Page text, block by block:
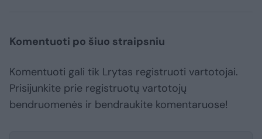
Komentuoti po šiuo straipsniu
Komentuoti gali tik Lrytas registruoti vartotojai.
Prisijunkite prie registruotų vartotojų
bendruomenės ir bendraukite komentaruose!